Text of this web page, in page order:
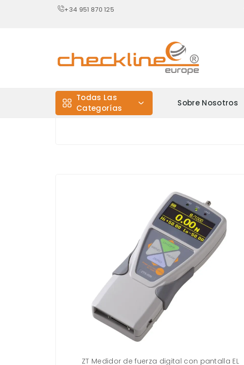
+34 951 870 125
Todas Las
Categorías
Sobre Nosotros
ZT Medidor de fuerza digital con pantalla EL